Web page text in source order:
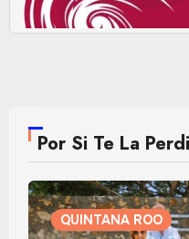
Por Si Te La
QUINTANA ROO